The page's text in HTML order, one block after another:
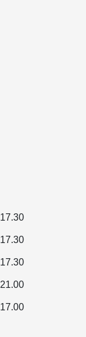
17.30
17.30
17.30
21.00
17.00